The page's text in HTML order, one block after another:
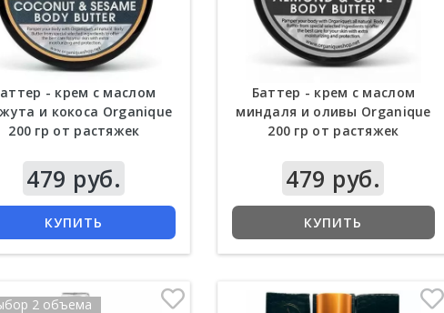
шелковая
для волос More
Than 250 мл
855 руб.
КУПИТЬ
Крокодиловый бальзам с
экстрактом алоэ вера Thai
Herb 50 гр
434 руб.
КУПИТЬ
- крем с маслом
и кокоса Organique
200 гр от растяжек
479 руб.
КУПИТЬ
Баттер - крем с маслом
миндаля и оливы Organique
200 гр от растяжек
479 руб.
КУПИТЬ
2 объема